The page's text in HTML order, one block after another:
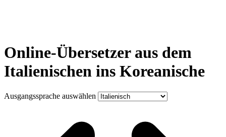
Online-Übersetzer aus dem
Italienischen ins Koreanische
Ausgangssprache auswählen